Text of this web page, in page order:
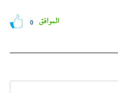
0 الموافق